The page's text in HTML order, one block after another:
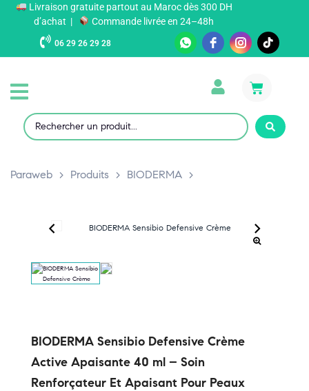
Livraison gratuite partout au Maroc dès 300 DH
d’achat |
Commande livrée en 24–48h
06 29 26 29 28
Paraweb > Produits > BIODERMA >
‹ ›
BIODERMA Sensibio Defensive Crème
Active Apaisante 40 ml – Soin
Renforçateur Et Apaisant Pour Peaux